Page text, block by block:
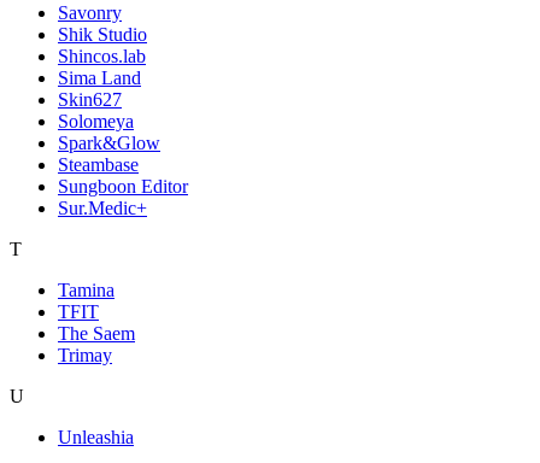
Savonry
Shik Studio
Shincos.lab
Sima Land
Skin627
Solomeya
Spark&Glow
Steambase
Sungboon Editor
Sur.Medic+
T
Tamina
TFIT
The Saem
Trimay
U
Unleashia